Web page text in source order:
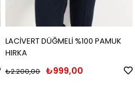
LACİVERT DÜĞMELİ %100 PAMUK
HIRKA
₺999,00
₺2.200,00